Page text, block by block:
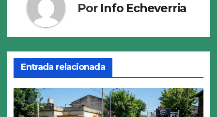
Por Info Echeverria
Entrada relacionada